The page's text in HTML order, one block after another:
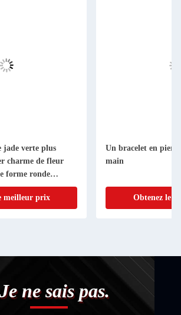
jade verte plus
charme de fleur
forme ronde
meilleur prix
Un bracelet en
main
Obtenez le
ne sais pas.